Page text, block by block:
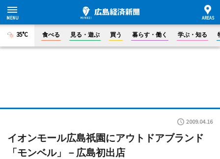
35°C 食べる 見る・遊ぶ 買う 暮らす・働く 学ぶ・知る
2009.04.16
イオンモール広島祇園にアウトドアブランド
「モンベル」－広島初出店